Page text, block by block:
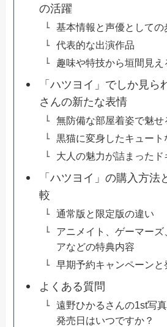
の活躍
基本情報と声優としての
代表的な出演作品
趣味や特技から垣間見え
「ハツヨイ」でしか見ら
さんの新たな表情
無防備な部屋着姿で魅せ
黒猫に変身したキュート
大人の魅力が詰まったド
「ハツヨイ」の購入方法
較
通常版と限定版の違い
アニメイト、ゲーマー
アなどの特典内容
早期予約キャンペーンと
よくある質問
遠野ひかるさんの1st写
発売日はいつですか？